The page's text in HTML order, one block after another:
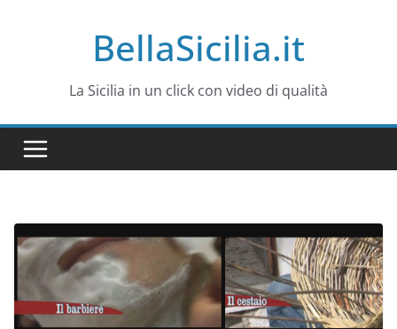
BellaSicilia.it
La Sicilia in un click con video di qualità